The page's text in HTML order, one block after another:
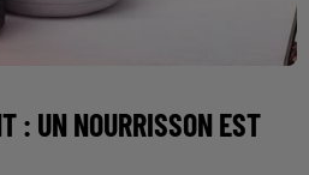
: UN NOURRISSON EST